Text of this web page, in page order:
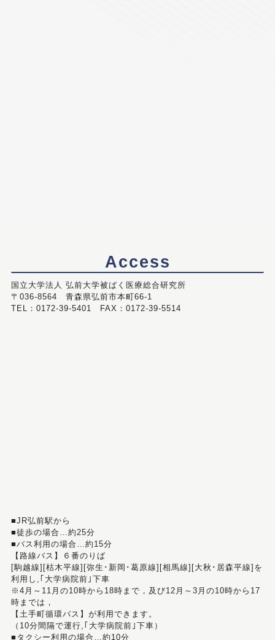
Access
国立大学法人 弘前大学被ばく医療総合研究所
〒036-8564 青森県弘前市本町66-1
TEL：0172-39-5401 FAX：0172-39-5514
■JR弘前駅から
■徒歩の場合…約25分
■バス利用の場合…約15分
【路線バス】６番のりば
[駒越線][枯木平線][弥生･新岡･葛原線][相馬線][大秋･居森平線]を
利用し,｢大学病院前｣下車
※4月～11月の10時から18時まで，及び12月～3月の10時から17
時までは，
【土手町循環バス】が利用できます。
（10分間隔で運行,｢大学病院前｣下車）
■タクシー利用の場合…約10分